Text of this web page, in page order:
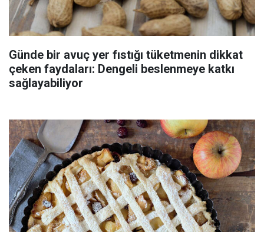
Günde bir avuç yer fıstığı tüketmenin dikkat
çeken faydaları: Dengeli beslenmeye katkı
sağlayabiliyor